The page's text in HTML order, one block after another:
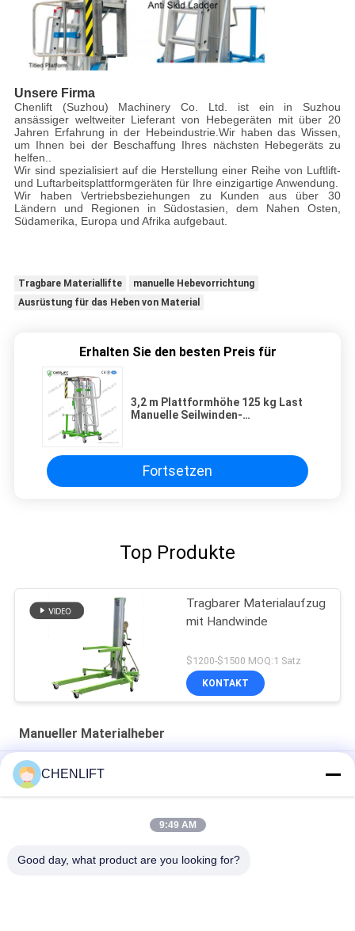
Unsere Firma
Chenlift (Suzhou) Machinery Co. Ltd. ist ein in Suzhou
ansässiger weltweiter Lieferant von Hebegeräten mit über 20
Jahren Erfahrung in der Hebeindustrie.Wir haben das Wissen,
um Ihnen bei der Beschaffung Ihres nächsten Hebegeräts zu
helfen..
Wir sind spezialisiert auf die Herstellung einer Reihe von Luftlift-
und Luftarbeitsplattformgeräten für Ihre einzigartige Anwendung.
Wir haben Vertriebsbeziehungen zu Kunden aus über 30
Ländern und Regionen in Südostasien, dem Nahen Osten,
Südamerika, Europa und Afrika aufgebaut.
Tragbare Materiallifte
manuelle Hebevorrichtung
Ausrüstung für das Heben von Material
Erhalten Sie den besten Preis für
3,2 m Plattformhöhe 125 kg Last
Manuelle Seilwinden-
Fortsetzen
Top Produkte
Tragbarer Materialaufzug
mit Handwinde
$1200-$1500 MOQ:1 Satz
KONTAKT
Manueller Materialheber
3.2m Plattformhöhe Manuelle Windenhebe mit 125 kg Last
Hydraulischer manueller Materiallift für Hotel / Restaurant /
CHENLIFT
9:49 AM
Good day, what product are you looking for?